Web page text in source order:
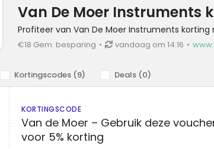
Van De Moer Instruments
Profiteer van Van De Moer Instruments
€18 Gem. besparing vandaag om 14:16
Kortingscodes (9) Deals (0)
KORTINGSCODE
Van de Moer – Gebruik deze
voor 5% korting